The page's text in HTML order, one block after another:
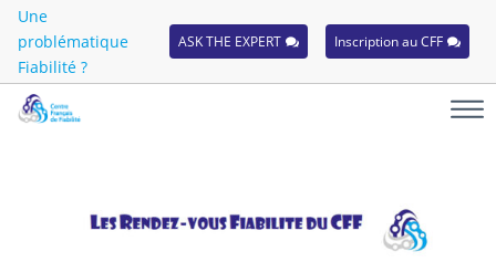
Une
problématique
Fiabilité ?
ASK THE EXPERT Inscription au CFF